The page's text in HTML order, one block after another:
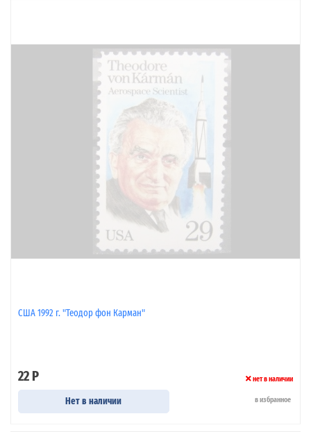
США 1992 г. "Теодор фон Карман"
22 Р нет в наличии
Нет в наличии в избранное